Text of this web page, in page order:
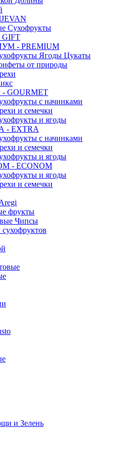
Сухофрукты
- PREMIUM
Ягоды Цукаты
от природы
GOURMET
с начинками
и семечки
и ягоды
- EXTRA
с начинками
и семечки
и ягоды
- ECONOM
и ягоды
и семечки
фрукты
Чипсы
и Зелень